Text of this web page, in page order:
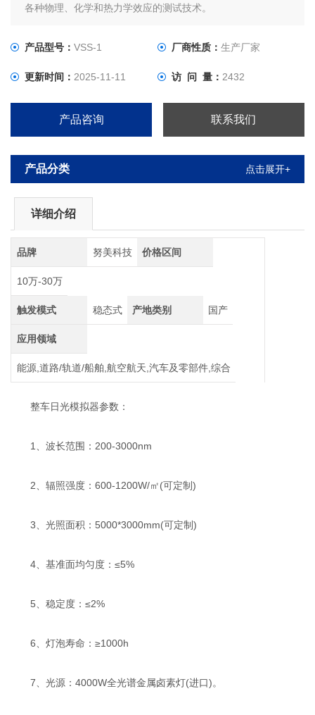
各种物理、化学和热力学效应的测试技术。
产品型号：VSS-1 厂商性质： 生产厂家
更新时间： 2025-11-11 访 问 量： 2432
产品咨询 联系我们
产品分类 点击展开+
详细介绍
品牌 努美科技 价格区间
10万-30万
触发模式 稳态式 产地类别 国产
应用领域
能源,道路/轨道/船舶,航空航天,汽车及零部件,综合
整车日光模拟器参数：
1、波长范围：200-3000nm
2、辐照强度：600-1200W/㎡(可定制)
3、光照面积：5000*3000mm(可定制)
4、基准面均匀度：≤5%
5、稳定度：≤2%
6、灯泡寿命：≥1000h
7、光源：4000W全光谱金属卤素灯(进口)。